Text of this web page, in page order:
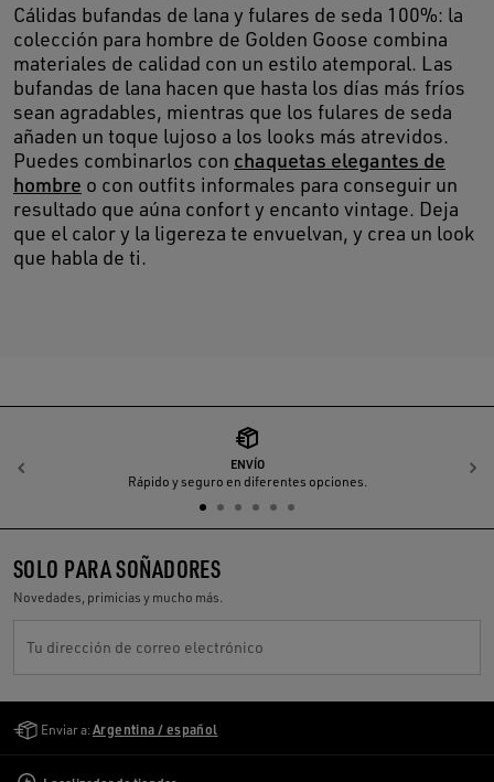
Cálidas bufandas de lana y fulares de seda 100%: la
colección para hombre de Golden Goose combina
materiales de calidad con un estilo atemporal. Las
bufandas de lana hacen que hasta los días más fríos
sean agradables, mientras que los fulares de seda
añaden un toque lujoso a los looks más atrevidos.
Puedes combinarlos con chaquetas elegantes de
hombre o con outfits informales para conseguir un
resultado que aúna confort y encanto vintage. Deja
que el calor y la ligereza te envuelvan, y crea un look
que habla de ti.
ENVÍO
Rápido y seguro en diferentes opciones.
Anterior
SOLO PARA SOÑADORES
Novedades, primicias y mucho más.
Tu dirección de correo electrónico
Enviar a: Argentina / español